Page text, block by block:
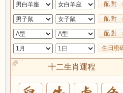
配 對
配 對
配 對
生日密
十二生肖運程